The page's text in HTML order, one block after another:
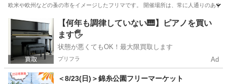
欧米や欧州などの蚤の市をイメージしたフリマです。 開催場所は、常に人通りのあ
東京 千代田区 有楽町駅 フリーマーケット
リサイクル運動市民の会
【何年も調律していない🎹】ピアノを買い
ます🖐️
状態が悪くてもOK！最大限買取します
プリフラ Ad
＜8/23(日)＞錦糸公園フリーマーケット